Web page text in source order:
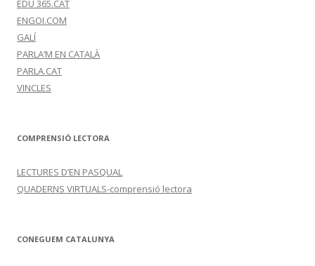
EDU 365.CAT
ENGOI.COM
GALÍ
PARLA’M EN CATALÀ
PARLA.CAT
VINCLES
COMPRENSIÓ LECTORA
LECTURES D’EN PASQUAL
QUADERNS VIRTUALS-comprensió lectora
CONEGUEM CATALUNYA